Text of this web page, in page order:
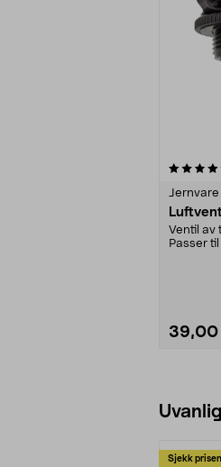
Ventil av
Passer
39,00
Sjekk prisen